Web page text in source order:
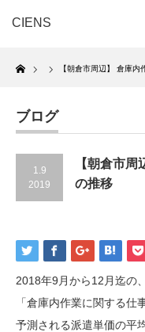
CIENS
Home
【朝倉市周辺】 倉庫
ブログ
1.9
2019
【朝倉市
の推移
2018年9月から12月迄の
「倉庫内作業に関する
予測される派遣単価の平